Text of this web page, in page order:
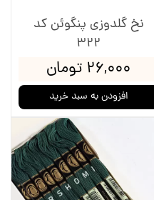
نخ گلدوزی پنگوئن کد
322
۲۶,۰۰۰ تومان
افزودن به سبد خرید